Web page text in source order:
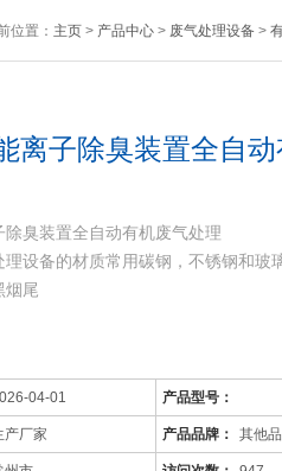
位置： 主页> 产品中心> 废气处理设备>
离子除臭装置全自
除臭装置全自动有机废气处理
理设备的材质常用碳钢，不锈钢和玻
烟尾
04-01 产品型号：
产厂家 产品品牌： 其他